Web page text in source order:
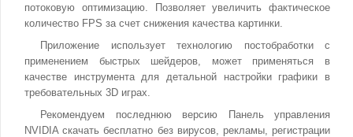
потоковую оптимизацию. Позволяет увеличить фактическое
количество FPS за счет снижения качества картинки.
Приложение использует технологию постобработки с
применением быстрых шейдеров, может применяться в
качестве инструмента для детальной настройки графики в
требовательных 3D играх.
Рекомендуем последнюю версию Панель управления
NVIDIA скачать бесплатно без вирусов, рекламы, регистрации